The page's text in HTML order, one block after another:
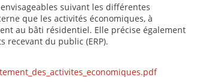
suivant les différentes
que les activités économiques, à
au bâti résidentiel. Elle précise également
recevant du public (ERP).